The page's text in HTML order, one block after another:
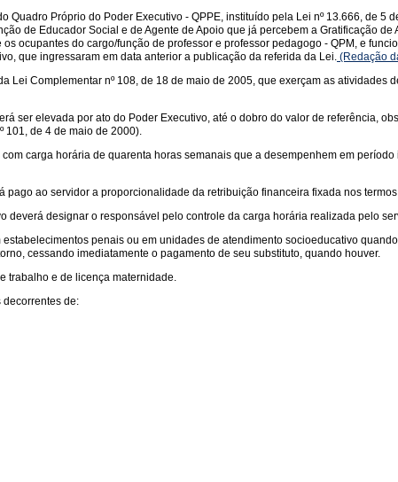
Quadro Próprio do Poder Executivo - QPPE, instituído pela Lei nº 13.666, de 5
de Educador Social e de Agente de Apoio que já percebem a Gratificação
ocupantes do cargo/função de professor e professor pedagogo - QPM, e
que ingressaram em data anterior a publicação da referida da Lei. (Redação
Lei Complementar nº 108, de 18 de maio de 2005, que exerçam as
ser elevada por ato do Poder Executivo, até o dobro do valor de referência,
101, de 4 de maio de 2000).
carga horária de quarenta horas semanais que a desempenhem em
ao servidor a proporcionalidade da retribuição financeira fixada nos
designar o responsável pelo controle da carga horária realizada pelo
penais ou em unidades de atendimento socioeducativo
cessando imediatamente o pagamento de seu substituto, quando houver.
trabalho e de licença maternidade.
decorrentes de: